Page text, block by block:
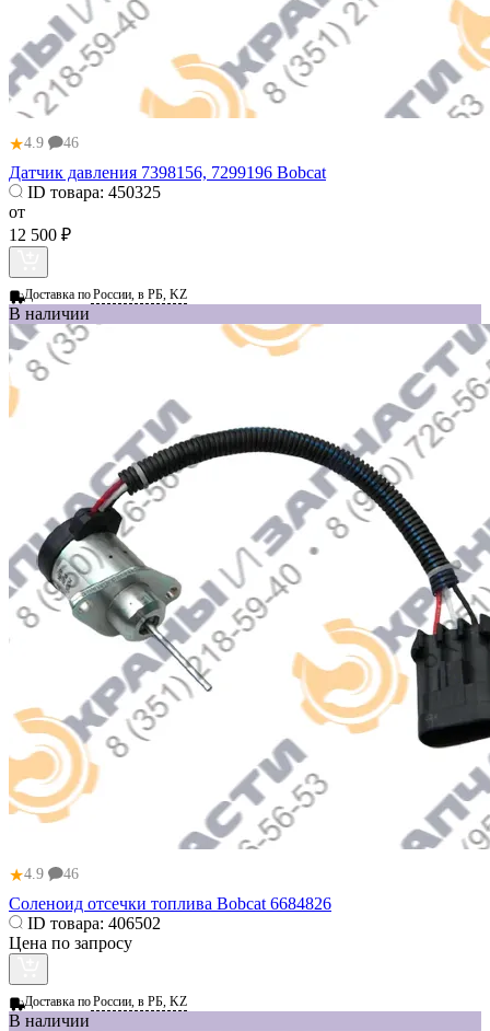
★4.9 46
Датчик давления 7398156, 7299196 Bobcat
ID товара: 450325
от
12 500 ₽
Доставка поРоссии, в РБ, KZ
В наличии
★4.9 46
Соленоид отсечки топлива Bobcat 6684826
ID товара: 406502
Цена по запросу
Доставка поРоссии, в РБ, KZ
В наличии